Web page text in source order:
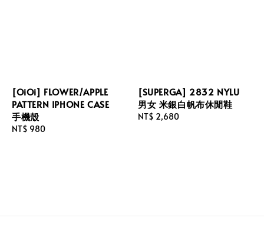
[OiOi] FLOWER/APPLE
PATTERN IPHONE CASE
手機殼
Regular
NT$ 980
[SUPERGA] 2832 NYLU
男女 米銀白帆布休閒鞋
Regular
NT$ 2,680